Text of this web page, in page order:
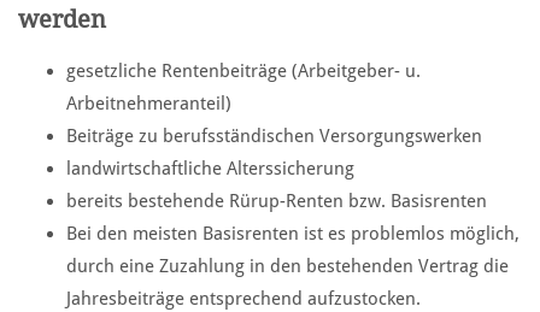
werden
gesetzliche Rentenbeiträge (Arbeitgeber- u.
Arbeitnehmeranteil)
Beiträge zu berufsständischen Versorgungswerken
landwirtschaftliche Alterssicherung
bereits bestehende Rürup-Renten bzw. Basisrenten
Bei den meisten Basisrenten ist es problemlos möglich,
durch eine Zuzahlung in den bestehenden Vertrag die
Jahresbeiträge entsprechend aufzustocken.